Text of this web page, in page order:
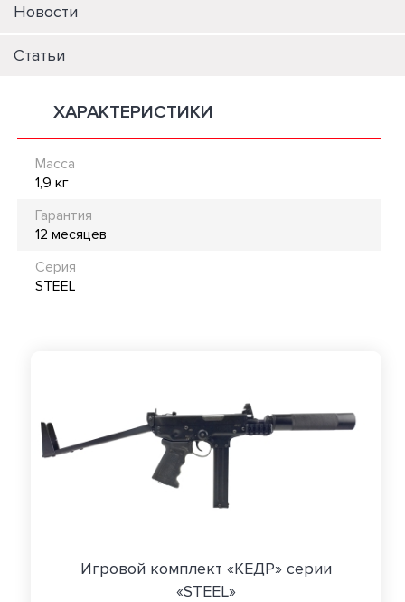
Новости
Статьи
ХАРАКТЕРИСТИКИ
Масса
1,9 кг
Гарантия
12 месяцев
Серия
STEEL
Игровой комплект «КЕДР» серии
«STEEL»